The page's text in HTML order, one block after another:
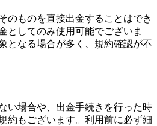
のものを直接出金することはでき
としてのみ使用可能でございま
となる場合が多く、規約確認が不
い場合や、出金手続きを行った時
約もございます。利用前に必ず細